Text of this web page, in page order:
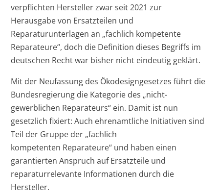
verpflichten Hersteller zwar seit 2021 zur
Herausgabe von Ersatzteilen und
Reparaturunterlagen an „fachlich kompetente
Reparateure“, doch die Definition dieses Begriffs im
deutschen Recht war bisher nicht eindeutig geklärt.
Mit der Neufassung des Ökodesigngesetzes führt die
Bundesregierung die Kategorie des „nicht-
gewerblichen Reparateurs“ ein. Damit ist nun
gesetzlich fixiert: Auch ehrenamtliche Initiativen sind
Teil der Gruppe der „fachlich
kompetenten Reparateure“ und haben einen
garantierten Anspruch auf Ersatzteile und
reparaturrelevante Informationen durch die
Hersteller.